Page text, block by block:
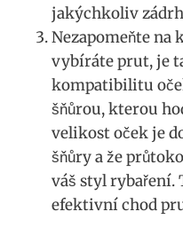
jakýchkoliv⁢
Nezapomeňte
vybíráte prut, je
kompatibilitu
‍šňůrou, kterou
velikost oček je
šňůry a že⁣
váš ‌styl rybaření.
efektivní chod